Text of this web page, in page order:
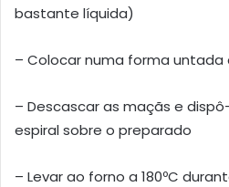
bastante líquida)
– Colocar numa forma
– Descascar as maçãs e
espiral sobre o preparado
– Levar ao forno a 180ºC